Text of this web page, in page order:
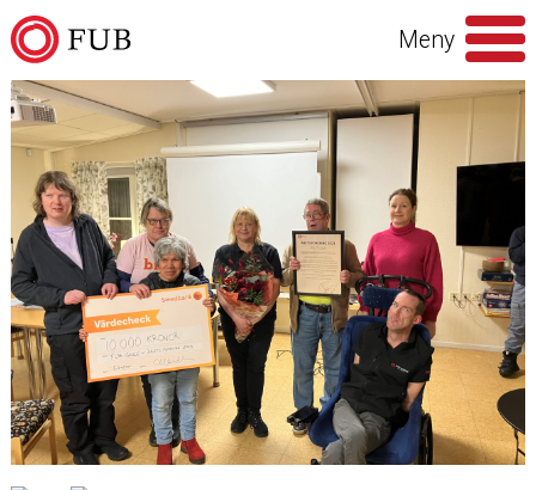
Hoppa till innehåll
Meny
Sök
efter